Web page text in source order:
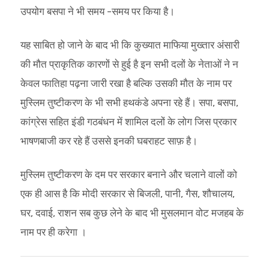
उपयोग बसपा ने भी समय -समय पर किया है।
यह साबित हो जाने के बाद भी कि कुख्यात माफिया मुख्तार अंसारी
की मौत प्राकृतिक कारणों से हुई है इन सभी दलों के नेताओं ने न
केवल फातिहा पढ़ना जारी रखा है बल्कि उसकी मौत के नाम पर
मुस्लिम तुष्टीकरण के भी सभी हथकंडे अपना रहे हैं। सपा, बसपा,
कांग्रेस सहित इंडी गठबंधन में शामिल दलों के लोग जिस प्रकार
भाषणबाजी कर रहे हैं उससे इनकी घबराहट साफ़ है।
मुस्लिम तुष्टीकरण के दम पर सरकार बनाने और चलाने वालों को
एक ही आस है कि मोदी सरकार से बिजली, पानी, गैस, शौचालय,
घर, दवाई, राशन सब कुछ लेने के बाद भी मुसलमान वोट मजहब के
नाम पर ही करेगा ।